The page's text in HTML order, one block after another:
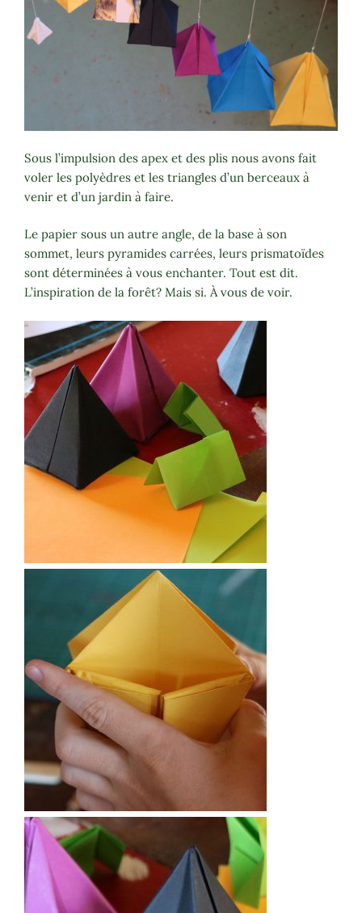
Sous l’impulsion des apex et des plis nous avons fait
voler les polyèdres et les triangles d’un berceaux à
venir et d’un jardin à faire.
Le papier sous un autre angle, de la base à son
sommet, leurs pyramides carrées, leurs prismatoïdes
sont déterminées à vous enchanter. Tout est dit.
L’inspiration de la forêt? Mais si. À vous de voir.